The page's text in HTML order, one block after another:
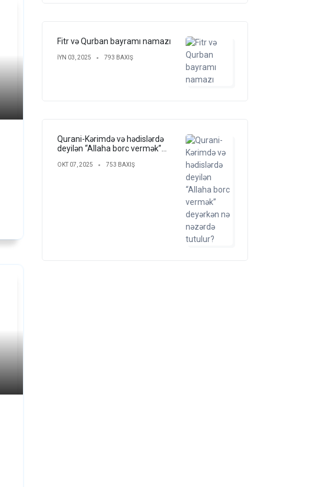
Fitr və Qurban bayramı namazı
IYN 03, 2025 793 BAXIŞ
Qurani-Kərimdə və hədislərdə
deyilən “Allaha borc vermək”
OKT 07, 2025 753 BAXIŞ